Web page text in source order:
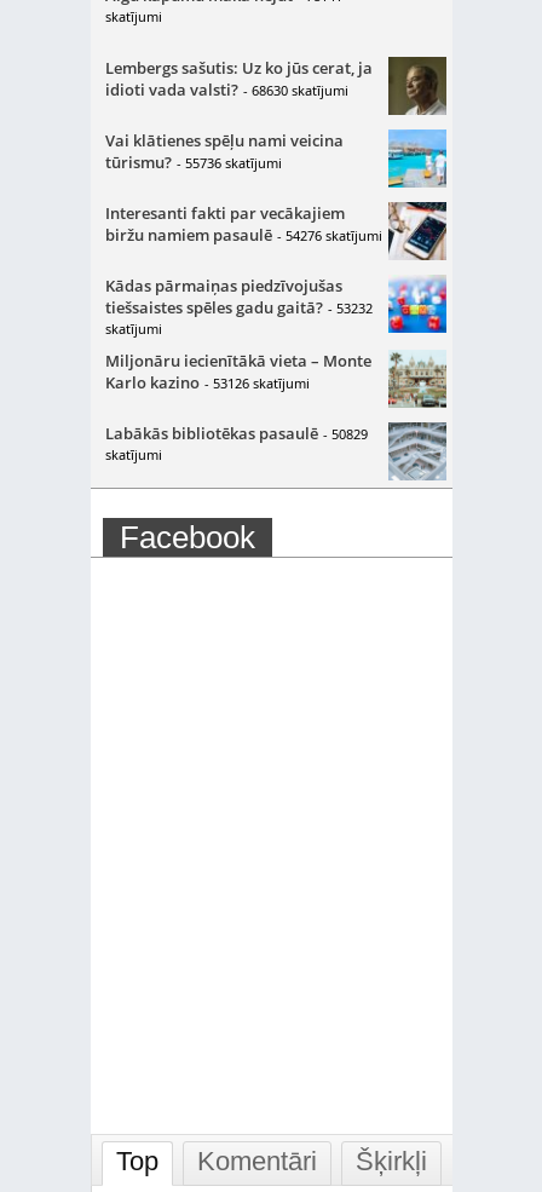
skatījumi
Lembergs sašutis: Uz ko jūs cerat, ja
idioti vada valsti? - 68630 skatījumi
Vai klātienes spēļu nami veicina
tūrismu? - 55736 skatījumi
Interesanti fakti par vecākajiem
biržu namiem pasaulē - 54276 skatījumi
Kādas pārmaiņas piedzīvojušas
tiešsaistes spēles gadu gaitā? - 53232
skatījumi
Miljonāru iecienītākā vieta – Monte
Karlo kazino - 53126 skatījumi
Labākās bibliotēkas pasaulē - 50829
skatījumi
Facebook
Top Komentāri Šķirkļi